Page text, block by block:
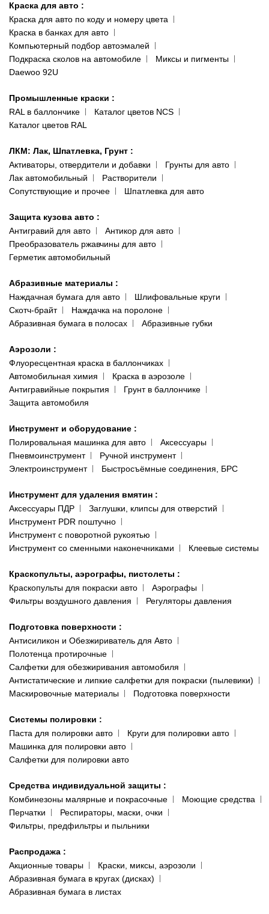
093 611-39-23
(ориентир: Интайм №40)
Одесса
пр-т Акад. Глушко, 29
066 554-97-70
Доставка и оплата
Сотрудничество
Наши публикации
Публичная оферта
Политика конфиденциальности
Краска для авто :
Краска для авто по коду и номеру цвета
Краска в банках для авто
Компьютерный подбор автоэмалей
Подкраска сколов на автомобиле
Миксы и пигменты
Daewoo 92U
Промышленные краски :
RAL в баллончике
Каталог цветов NCS
Каталог цветов RAL
ЛКМ: Лак, Шпатлевка, Грунт :
Активаторы, отвердители и добавки
Грунты для авто
Лак автомобильный
Растворители
Сопутствующие и прочее
Шпатлевка для авто
Защита кузова авто :
Антигравий для авто
Антикор для авто
Преобразователь ржавчины для авто
Герметик автомобильный
Абразивные материалы :
Наждачная бумага для авто
Шлифовальные круги
Скотч-брайт
Наждачка на поролоне
Абразивная бумага в полосах
Абразивные губки
Аэрозоли :
Флуоресцентная краска в баллончиках
Автомобильная химия
Краска в аэрозоле
Антигравийные покрытия
Грунт в баллончике
Защита автомобиля
Инструмент и оборудование :
Полировальная машинка для авто
Аксессуары
Пневмоинструмент
Ручной инструмент
Электроинструмент
Быстросъёмные соединения, БРС
Инструмент для удаления вмятин :
Аксессуары ПДР
Заглушки, клипсы для отверстий
Инструмент PDR поштучно
Инструмент с поворотной рукоятью
Инструмент со сменными наконечниками
Клеевые системы
Краскопульты, аэрографы, пистолеты :
Краскопульты для покраски авто
Аэрографы
Фильтры воздушного давления
Регуляторы давления
Подготовка поверхности :
Антисиликон и Обезжириватель для Авто
Полотенца протирочные
Салфетки для обезжиривания автомобиля
Антистатические и липкие салфетки для покраски (пылевики)
Маскировочные материалы
Подготовка поверхности
Системы полировки :
Паста для полировки авто
Круги для полировки авто
Машинка для полировки авто
Салфетки для полировки авто
Средства индивидуальной защиты :
Комбинезоны малярные и покрасочные
Моющие средства
Перчатки
Респираторы, маски, очки
Фильтры, предфильтры и пыльники
Распродажа :
Акционные товары
Краски, миксы, аэрозоли
Абразивная бумага в кругах (дисках)
Абразивная бумага в листах